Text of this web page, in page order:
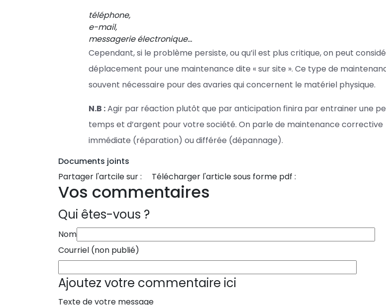
téléphone,
e-mail,
messagerie électronique…
Cependant, si le problème persiste, ou qu’il est plus critique, on peut
déplacement pour une maintenance dite « sur site ». Ce type de
souvent nécessaire pour des avaries qui concernent le matériel physique.
N.B :Agir par réaction plutôt que par anticipation finira par entrainer une
temps et d’argent pour votre société. On parle de maintenance corrective
immédiate (réparation) ou différée (dépannage).
Documents joints
Partager l'artcile sur :
Télécharger l'article sous forme pdf :
Vos commentaires
Qui êtes-vous ?
Nom
Courriel (non publié)
Ajoutez votre commentaire ici
Texte de votre message